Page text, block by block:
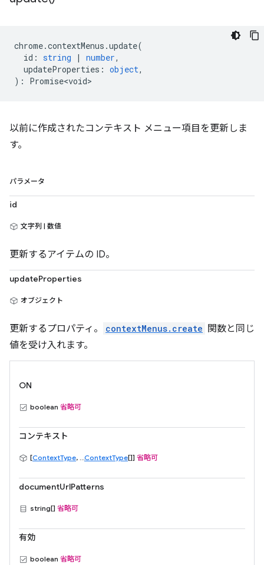
chrome.contextMenus .update(
id : string | number,
updateProperties : object,
) : Promise<void>
以前に作成されたコンテキスト メニュー項目を更新しま
す。
パラメータ
id
文字列 | 数値
更新するアイテムの ID。
updateProperties
オブジェクト
更新するプロパティ。 contextMenus.create 関数と同じ
値を受け入れます。
ON
boolean 省略可
コンテキスト
[ContextType, ...ContextType[]] 省略可
documentUrlPatterns
string[] 省略可
有効
boolean 省略可